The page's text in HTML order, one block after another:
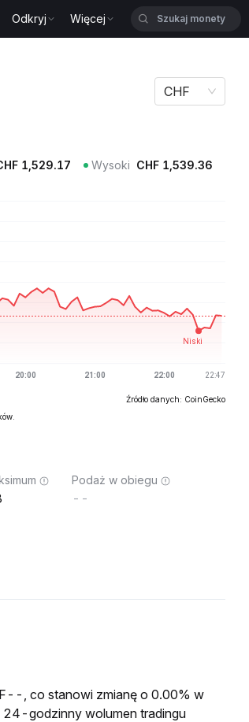
Odkryj Więcej
CHF
1,529.17 Wysoki CHF 1,539.36
Źródło danych: CoinGecko
Podaż w obiegu
--
, co stanowi zmianę o 0.00% w
godzinny wolumen tradingu